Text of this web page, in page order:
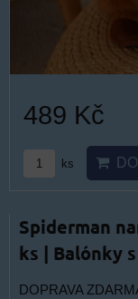
489 Kč
ks
Spiderman
ks | Balónky
DOPRAVA